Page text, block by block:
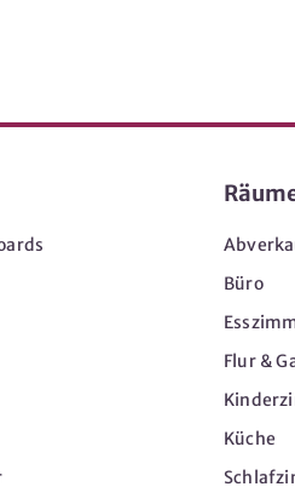
Büro
Flur &
Küche